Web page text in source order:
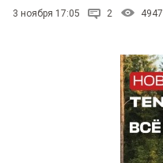
3 ноября 17:05 2 4947